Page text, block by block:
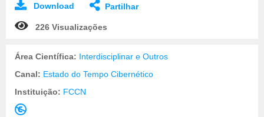
Download Partilhar
226 Visualizações
Área Científica: Interdisciplinar e Outros
Canal: Estado do Tempo Cibernético
Instituição: FCCN